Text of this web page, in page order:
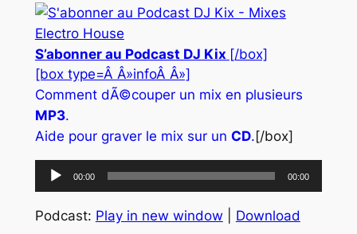
S’abonner au Podcast DJ Kix [/box]
[box type=Â Â»infoÂ Â»]
Comment dÃ©couper un mix en plusieurs
MP3.
Aide pour graver le mix sur un CD. [/box]
Lecteur
audio
00:00 00:00
Podcast: Play in new window Download